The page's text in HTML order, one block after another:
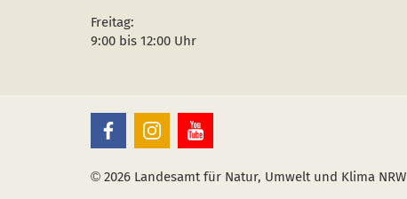
Freitag:
9:00 bis 12:00 Uhr
Le
Parc
National
l’Eifel
sur
Le
Parc
National
l’Eifel
sur
Le
Parc
National
l’Eifel
sur
© 2026 Landesamt für Natur, Umwelt und Klima NRW